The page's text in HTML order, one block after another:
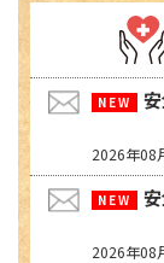
2026年08
2026年08